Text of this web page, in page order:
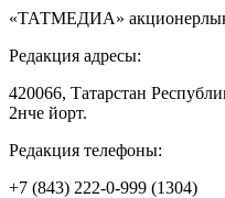
«ТАТМЕДИА»
Редакция адресы:
420066, Татарстан
2нче йорт.
Редакция телефоны:
+7 (843) 222-0-999 (1304)